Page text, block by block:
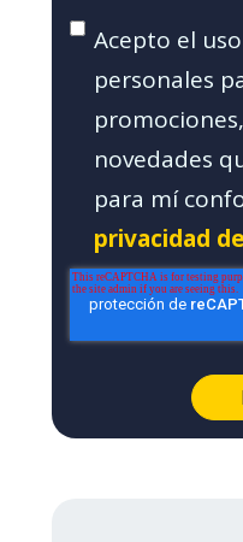
Acepto el
personales
novedades
para mí
privacidad